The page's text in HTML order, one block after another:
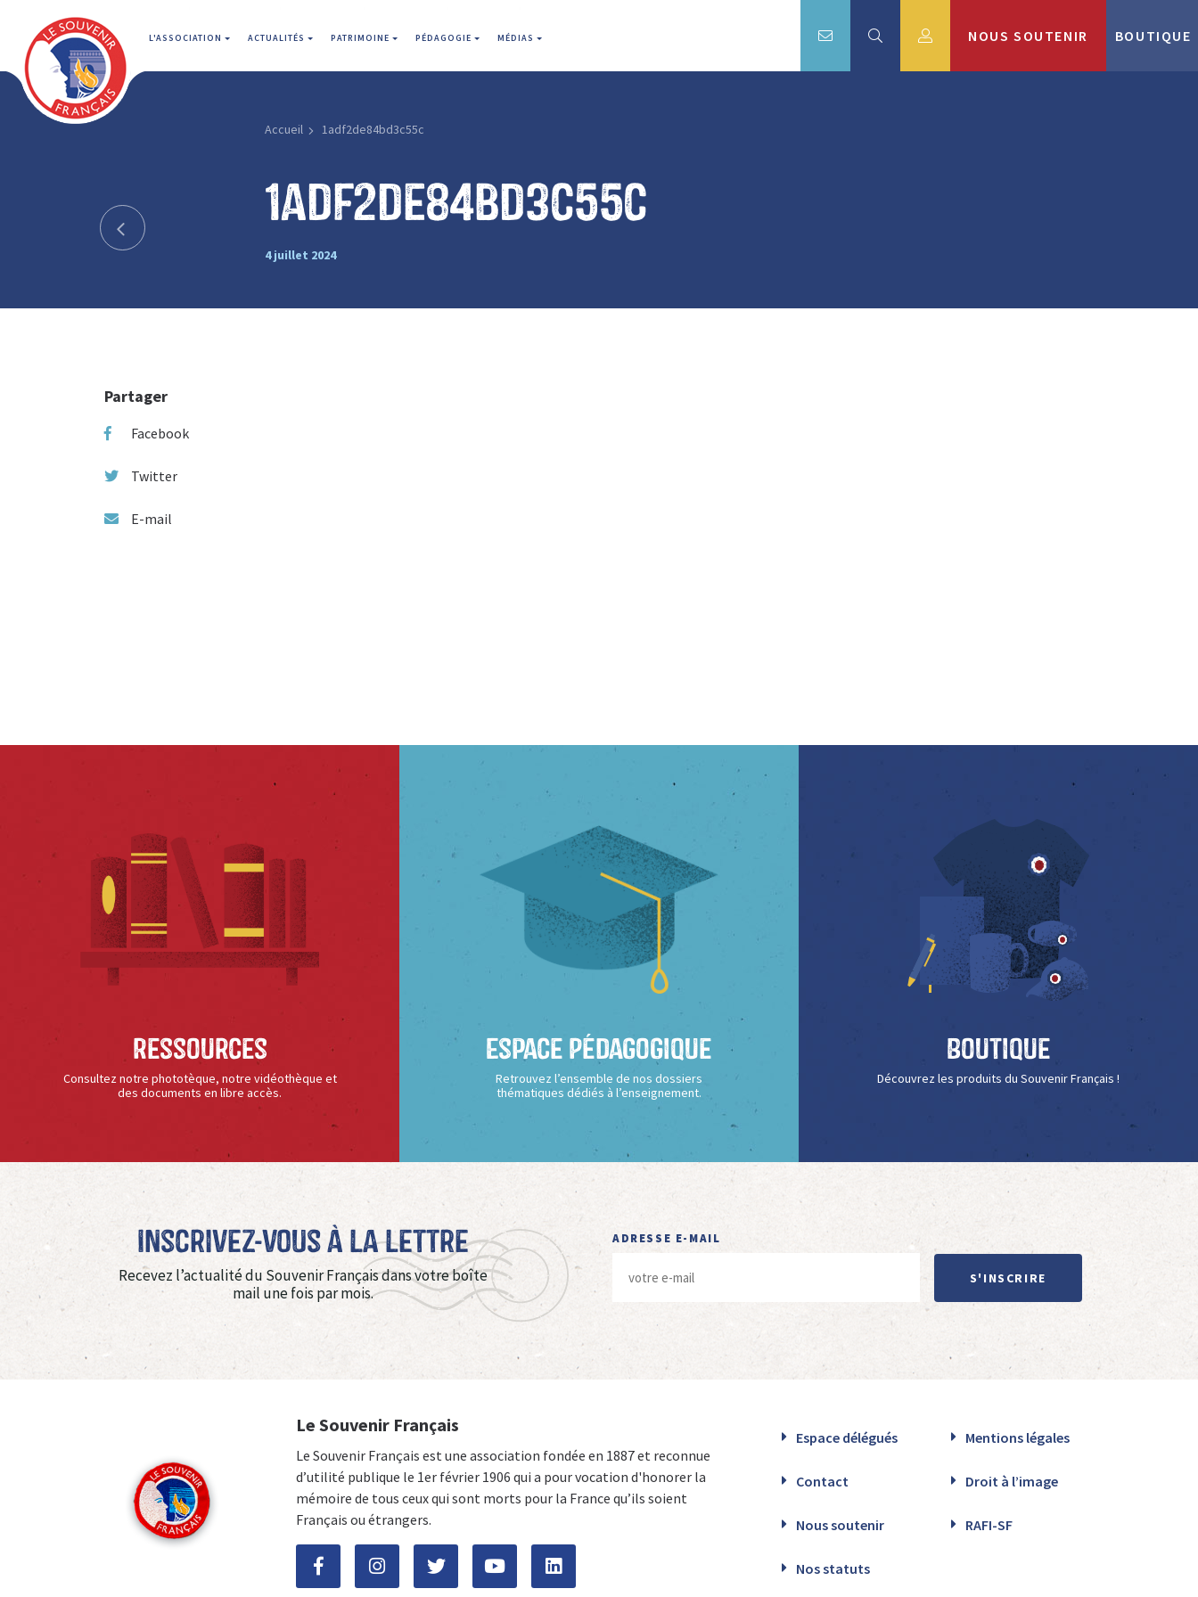
L'ASSOCIATION ACTUALITÉS PATRIMOINE PÉDAGOGIE MÉDIAS NOUS SOUTENIR BOUTIQUE
Accueil 1adf2de84bd3c55c
1adf2de84bd3c55c
4 juillet 2024
Partager
Facebook
Twitter
E-mail
Ressources
Consultez notre phototèque, notre vidéothèque et
des documents en libre accès.
Espace Pédagogique
Retrouvez l’ensemble de nos dossiers
thématiques dédiés à l’enseignement.
Boutique
Découvrez les produits du Souvenir Français !
Inscrivez-vous à La Lettre
Recevez l’actualité du Souvenir Français dans votre boîte
mail une fois par mois.
ADRESSE E-MAIL
S'INSCRIRE
Le Souvenir Français
Le Souvenir Français est une association fondée en 1887 et reconnue
d’utilité publique le 1er février 1906 qui a pour vocation d'honorer la
mémoire de tous ceux qui sont morts pour la France qu’ils soient
Français ou étrangers.
Espace délégués Mentions légales
Contact Droit à l’image
Nous soutenir RAFI-SF
Nos statuts